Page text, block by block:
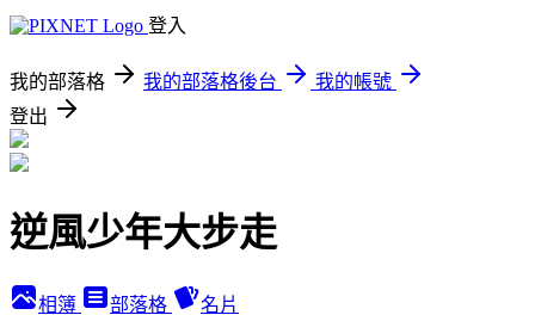
登入
我的部落格 我的部落格後台
我的帳號
登出
逆風少年大步走
相簿 部落格 名片